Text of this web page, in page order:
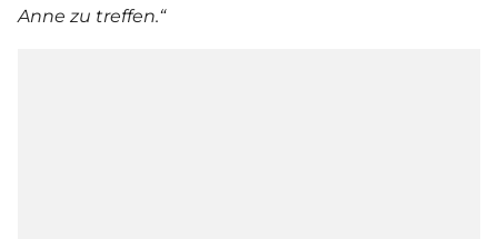
Anne zu treffen.“